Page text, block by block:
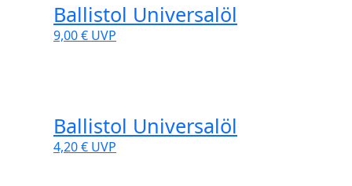
Ballistol Universalöl
9,00 € UVP
Ballistol Universalöl
4,20 € UVP